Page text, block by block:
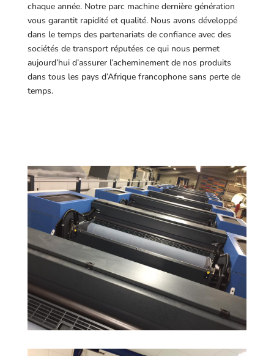
chaque année. Notre parc machine dernière génération
vous garantit rapidité et qualité. Nous avons développé
dans le temps des partenariats de confiance avec des
sociétés de transport réputées ce qui nous permet
aujourd’hui d’assurer l’acheminement de nos produits
dans tous les pays d’Afrique francophone sans perte de
temps.